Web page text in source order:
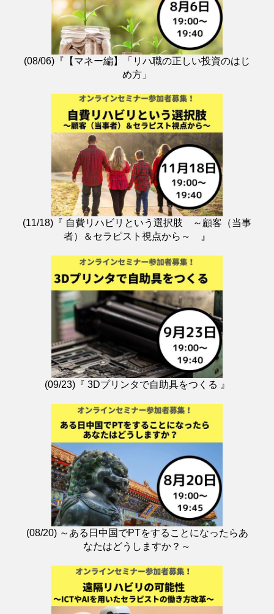
(08/06)『【マネー編】「リハ職の正しい投資のはじ
め方」
(11/18)『 自費リハビリという選択肢 ～顧客（当事
者）＆セラピスト視点から～ 』
(09/23)『 3Dプリンタで自助具をつくる 』
(08/20) ～ある日中国でPTをすることになったらあ
なたはどうしますか？～